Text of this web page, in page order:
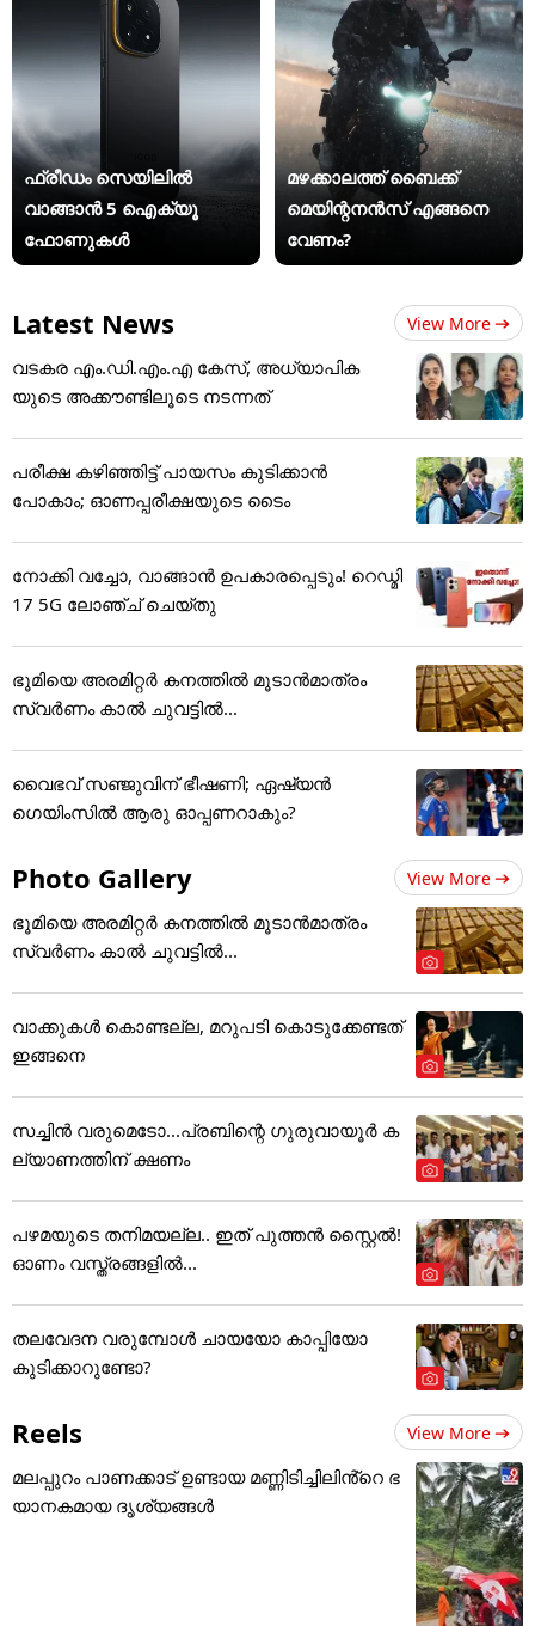
ഫ്രീഡം സെയിലിൽ
വാങ്ങാൻ 5 ഐക്യൂ
ഫോണുകൾ
മഴക്കാലത്ത് ബൈക്ക്
മെയിന്റനൻസ് എങ്ങനെ
വേണം?
Latest News View More
വടകര എം.ഡി.എം.എ കേസ്, അധ്യാപിക
യുടെ അക്കൗണ്ടിലൂടെ നടന്നത്
പരീക്ഷ കഴിഞ്ഞിട്ട് പായസം കുടിക്കാന്‍
പോകാം; ഓണപ്പരീക്ഷയുടെ ടൈം
നോക്കി വച്ചോ, വാങ്ങാൻ ഉപകാരപ്പെടും! റെഡ്മി
17 5G ലോഞ്ച് ചെയ്തു
ഭൂമിയെ അരമിറ്റർ കനത്തിൽ മൂടാൻമാത്രം
സ്വർണം കാൽ ചുവട്ടിൽ...
വൈഭവ് സഞ്ജുവിന് ഭീഷണി; ഏഷ്യന്‍
ഗെയിംസില്‍ ആരു ഓപ്പണറാകും?
Photo Gallery View More
ഭൂമിയെ അരമിറ്റർ കനത്തിൽ മൂടാൻമാത്രം
സ്വർണം കാൽ ചുവട്ടിൽ...
വാക്കുകൾ കൊണ്ടല്ല, മറുപടി കൊടുക്കേണ്ടത്
ഇങ്ങനെ
സച്ചിന്‍ വരുമെടോ...പ്രബിന്റെ ഗുരുവായൂര്‍ ക
ല്യാണത്തിന് ക്ഷണം
പഴമയുടെ തനിമയല്ല.. ഇത് പുത്തൻ സ്റ്റൈൽ!
ഓണം വസ്ത്രങ്ങളിൽ...
തലവേദന വരുമ്പോൾ ചായയോ കാപ്പിയോ
കുടിക്കാറുണ്ടോ?
Reels View More
മലപ്പുറം പാണക്കാട് ഉണ്ടായ മണ്ണിടിച്ചിലിൻ്റെ ഭ
യാനകമായ ദൃശ്യങ്ങൾ